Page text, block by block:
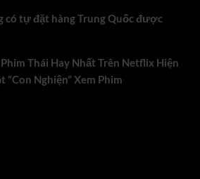
có tự đặt hàng Trung Quốc được
Thái Hay Nhất Trên Netflix Hiện
“Con Nghiện” Xem Phim